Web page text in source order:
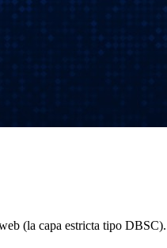
(la capa estricta tipo DBSC).